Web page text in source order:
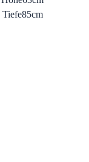
Tiefe85cm